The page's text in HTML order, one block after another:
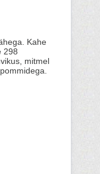
Kahe
298
mitmel